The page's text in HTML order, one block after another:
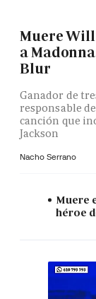
Muere
a
Blur
Ganador de
responsable
canción que
Jackson
Nacho Serrano
Muere
héroe